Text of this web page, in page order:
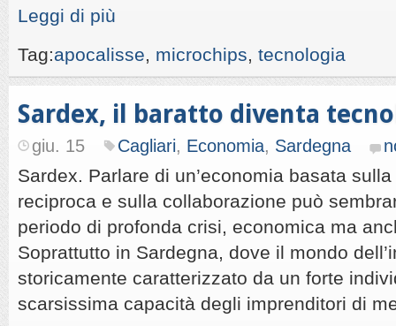
Leggi di più
Tag:apocalisse, microchips, tecnologia
Sardex, il baratto diventa
giu. 15 Cagliari, Economia, Sardegna
Sardex. Parlare di un’economia basata
reciproca e sulla collaborazione può
periodo di profonda crisi, economica ma
Soprattutto in Sardegna, dove il mondo
storicamente caratterizzato da un forte
scarsissima capacità degli imprenditori di